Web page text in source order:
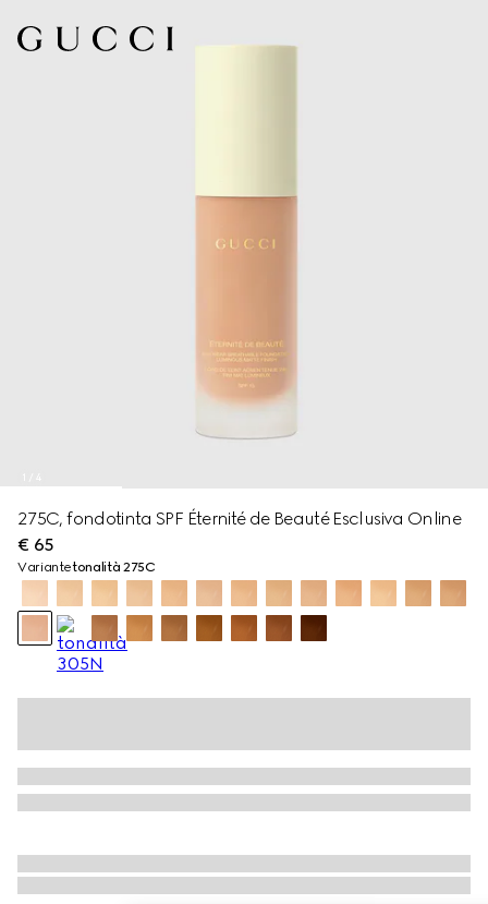
4
275C, fondotinta SPF Éternité de Beauté Esclusiva Online
€ 65
Variantetonalità 275C